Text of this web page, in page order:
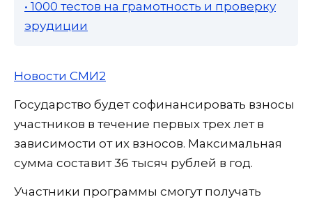
• 1000 тестов на грамотность и проверку
эрудиции
Новости СМИ2
Государство будет софинансировать взносы
участников в течение первых трех лет в
зависимости от их взносов. Максимальная
сумма составит 36 тысяч рублей в год.
Участники программы смогут получать